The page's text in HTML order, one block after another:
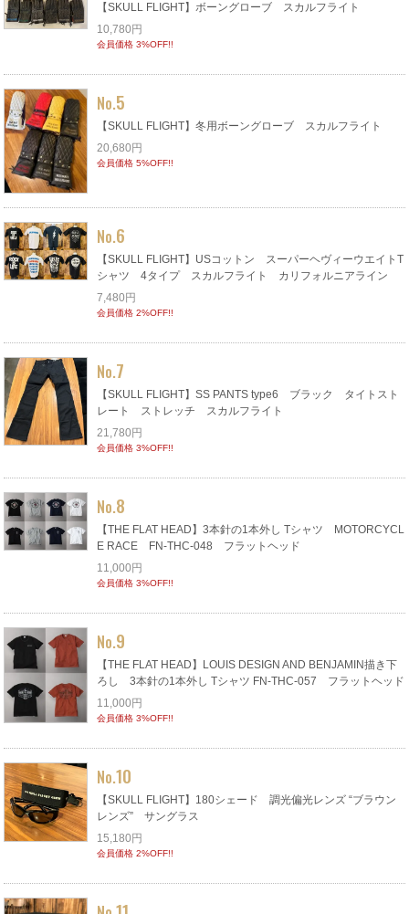
【SKULL FLIGHT】ボーングローブ スカルフライト
10,780円
会員価格 3%OFF!!
No.5
【SKULL FLIGHT】冬用ボーングローブ スカルフライト
20,680円
会員価格 5%OFF!!
No.6
【SKULL FLIGHT】USコットン スーパーヘヴィーウエイトT
シャツ 4タイプ スカルフライト カリフォルニアライン
7,480円
会員価格 2%OFF!!
No.7
【SKULL FLIGHT】SS PANTS type6 ブラック タイトスト
レート ストレッチ スカルフライト
21,780円
会員価格 3%OFF!!
No.8
【THE FLAT HEAD】3本針の1本外し Tシャツ MOTORCYCL
E RACE FN-THC-048 フラットヘッド
11,000円
会員価格 3%OFF!!
No.9
【THE FLAT HEAD】LOUIS DESIGN AND BENJAMIN描き下
ろし 3本針の1本外し Tシャツ FN-THC-057 フラットヘッド
11,000円
会員価格 3%OFF!!
No.10
【SKULL FLIGHT】180シェード 調光偏光レンズ “ブラウン
レンズ” サングラス
15,180円
会員価格 2%OFF!!